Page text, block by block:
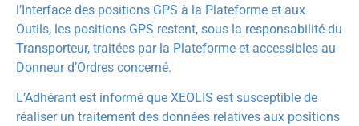
l’Interface des positions GPS à la Plateforme et aux
Outils, les positions GPS restent, sous la responsabilité du
Transporteur, traitées par la Plateforme et accessibles au
Donneur d’Ordres concerné.
L’Adhérant est informé que XEOLIS est susceptible de
réaliser un traitement des données relatives aux positions